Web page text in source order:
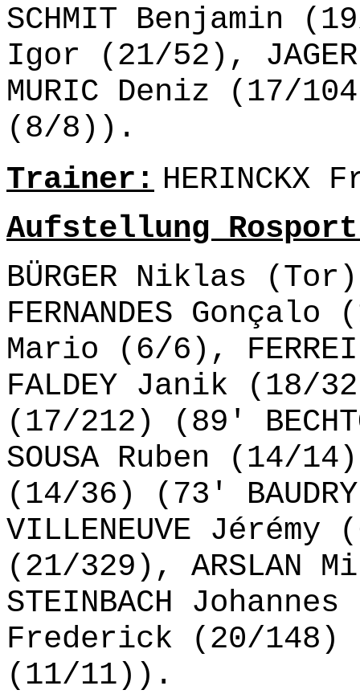
SCHMIT Benjamin
Igor (21/52),
MURIC Deniz (17/
(8/8)).
Trainer: HERINCKX
Aufstellung Rosport
BÜRGER Niklas
FERNANDES
Mario (6/6),
FALDEY Janik (18/
(17/212) (89'
SOUSA Ruben (14/
(14/36) (73'
VILLENEUVE Jérémy
(21/329), ARSLAN
STEINBACH
Frederick (20/148)
(11/11)).